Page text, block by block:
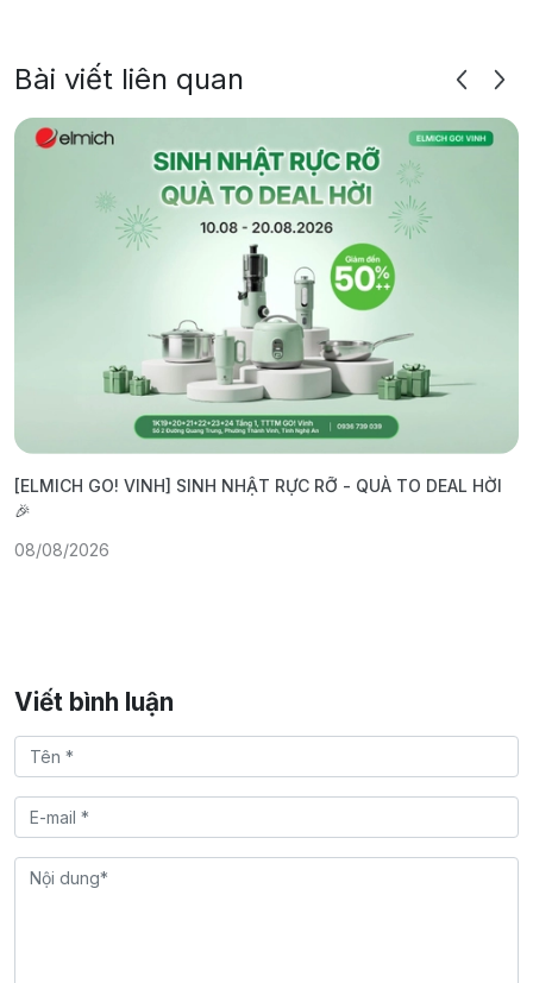
Bài viết liên quan
[ELMICH GO! VINH] SINH NHẬT RỰC RỠ - QUÀ TO DEAL HỜI
🎉
08/08/2026
Viết bình luận